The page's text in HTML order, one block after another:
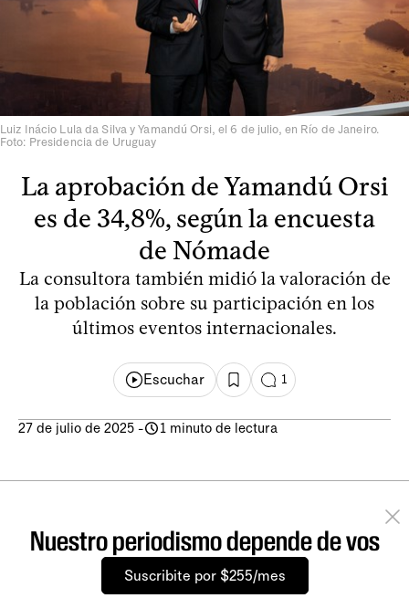
Luiz Inácio Lula da Silva y Yamandú Orsi, el 6 de julio, en Río de Janeiro.
Foto: Presidencia de Uruguay
La aprobación de Yamandú Orsi
es de 34,8%, según la encuesta
de Nómade
La consultora también midió la valoración de
la población sobre su participación en los
últimos eventos internacionales.
Escuchar 1
27 de julio de 2025 - 1 minuto de lectura
Nuestro periodismo depende de vos
Suscribite por $255/mes